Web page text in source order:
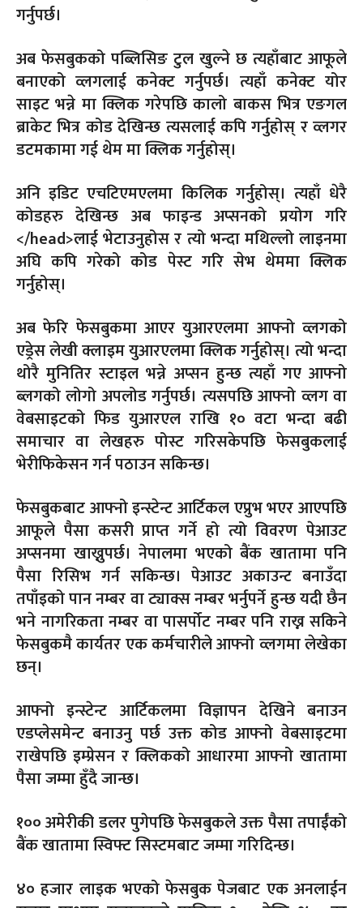
गर्नुपर्छ।
अब फेसबुकको पब्लिसिङ टुल खुल्ने छ त्यहाँबाट आफूले
बनाएको व्लगलाई कनेक्ट गर्नुपर्छ। त्यहाँ कनेक्ट योर
साइट भन्ने मा क्लिक गरेपछि कालो बाकस भित्र एङगल
ब्राकेट भित्र कोड देखिन्छ त्यसलाई कपि गर्नुहोस् र व्लगर
डटमकामा गई थेम मा क्लिक गर्नुहोस्।
अनि इडिट एचटिएमएलमा किलिक गर्नुहोस्। त्यहाँ धेरै
कोडहरु देखिन्छ अब फाइन्ड अप्सनको प्रयोग गरि
</head>लाई भेटाउनुहोस र त्यो भन्दा मथिल्लो लाइनमा
अघि कपि गरेको कोड पेस्ट गरि सेभ थेममा क्लिक
गर्नुहोस्।
अब फेरि फेसबुकमा आएर युआरएलमा आफ्नो व्लगको
एड्रेस लेखी क्लाइम युआरएलमा क्लिक गर्नुहोस्। त्यो भन्दा
थोरै मुनितिर स्टाइल भन्ने अप्सन हुन्छ त्यहाँ गए आफ्नो
ब्लगको लोगो अपलोड गर्नुपर्छ। त्यसपछि आफ्नो व्लग वा
वेबसाइटको फिड युआरएल राखि १० वटा भन्दा बढी
समाचार वा लेखहरु पोस्ट गरिसकेपछि फेसबुकलाई
भेरीफिकेसन गर्न पठाउन सकिन्छ।
फेसबुकबाट आफ्नो इन्स्टेन्ट आर्टिकल एप्रुभ भएर आएपछि
आफूले पैसा कसरी प्राप्त गर्ने हो त्यो विवरण पेआउट
अप्सनमा खाख्नुपर्छ। नेपालमा भएको बैंक खातामा पनि
पैसा रिसिभ गर्न सकिन्छ। पेआउट अकाउन्ट बनाउँदा
तपाँइको पान नम्बर वा ट्याक्स नम्बर भर्नुपर्ने हुन्छ यदी छैन
भने नागरिकता नम्बर वा पासर्पोट नम्बर पनि राख्न सकिने
फेसबुकमै कार्यतर एक कर्मचारीले आफ्नो व्लगमा लेखेका
छन्।
आफ्नो इन्स्टेन्ट आर्टिकलमा विज्ञापन देखिने बनाउन
एडप्लेसमेन्ट बनाउनु पर्छ उक्त कोड आफ्नो वेबसाइटमा
राखेपछि इम्प्रेसन र क्लिकको आधारमा आफ्नो खातामा
पैसा जम्मा हुँदै जान्छ।
१०० अमेरीकी डलर पुगेपछि फेसबुकले उक्त पैसा तपाईँको
बैंक खातामा स्विफ्ट सिस्टमबाट जम्मा गरिदिन्छ।
४० हजार लाइक भएको फेसबुक पेजबाट एक अनलाईन